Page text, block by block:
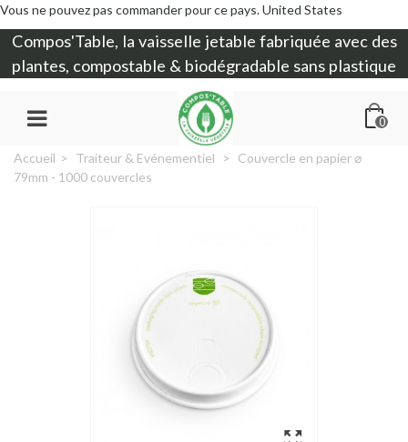
Vous ne pouvez pas commander pour ce pays.United States
Compos'Table, la vaisselle jetable fabriquée avec des
plantes, compostable & biodégradable sans plastique
0
Accueil > Traiteur & Evénementiel > Couvercle en papier ⌀
79mm - 1000 couvercles